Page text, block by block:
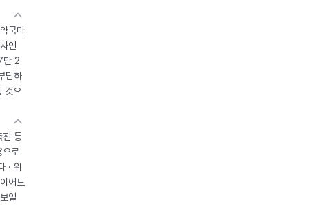
국마
인
만 2
담하
것으
진 등
로
· 위
어트
일